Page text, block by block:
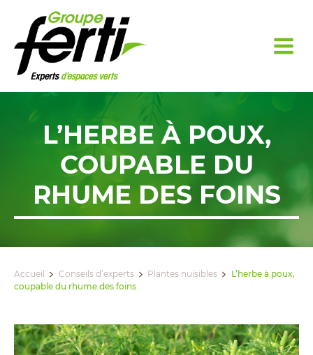
L’HERBE À POUX,
COUPABLE DU
RHUME DES FOINS
Accueil Conseils d’experts Plantes nuisibles
L’herbe à poux,
coupable du rhume des foins